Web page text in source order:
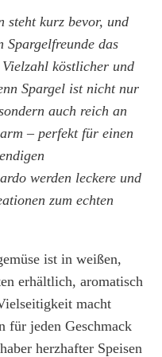
steht kurz bevor, und
das
köstlicher und
Spargel ist nicht nur
auch reich an
– perfekt für einen
werden leckere und
zum echten
ist in weißen,
erhältlich, aromatisch
macht
für jeden Geschmack
herzhafter Speisen